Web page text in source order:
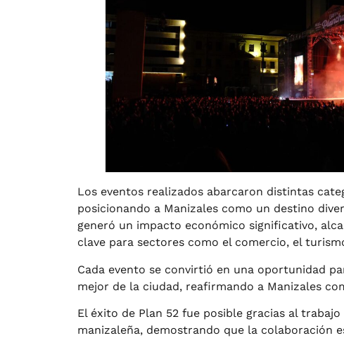
Los eventos realizados abarcaron distintas
posicionando a Manizales como un destino
generó un impacto económico significativo,
clave para sectores como el comercio, el
Cada evento se convirtió en una oportunidad
mejor de la ciudad, reafirmando a Manizales
El éxito de Plan 52 fue posible gracias al
manizaleña, demostrando que la colaboración